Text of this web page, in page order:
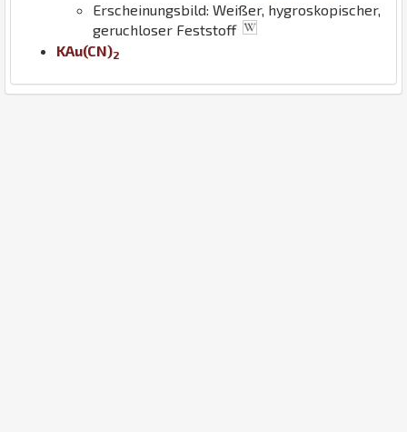
Erscheinungsbild: Weißer, hygroskopischer,
geruchloser Feststoff
KAu(CN)2